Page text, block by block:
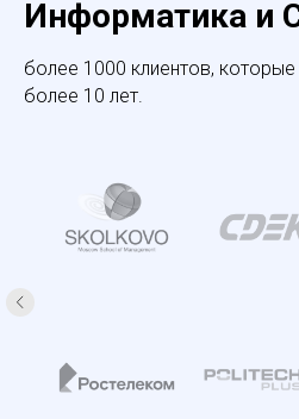
Информатика и
более 1000 клиентов,
более 10 лет.